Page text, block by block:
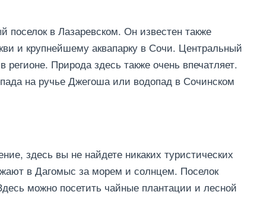
в Лазаревском. Он известен также
и крупнейшему аквапарку в Сочи. Центральный
Природа здесь также очень впечатляет.
на ручье Джегоша или водопад в Сочинском
здесь вы не найдете никаких туристических
в Дагомыс за морем и солнцем. Поселок
можно посетить чайные плантации и лесной